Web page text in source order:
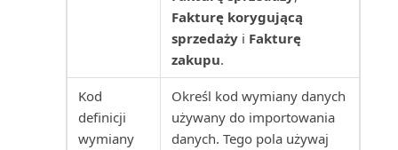
Termin ważności zapasu: ilość
Transakcje międzyfirmowe
(raport)
Fakturę korygującą
sprzedażyi Fakturę
zakupu.
Kod
definicji
wymiany
Określ kod wymiany danych
używany do importowania
danych. Tego pola używaj